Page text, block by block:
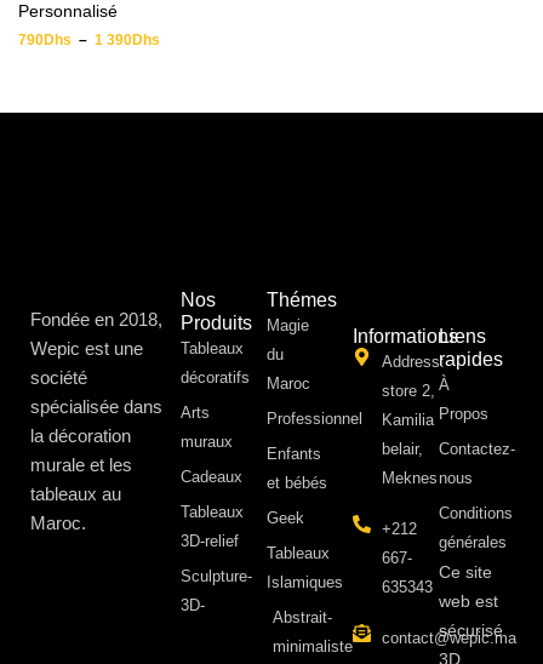
Personnalisé
790Dhs – 1 390Dhs
Fondée en 2018,
Wepic est une
société
spécialisée dans
la décoration
murale et les
tableaux au
Maroc.
Nos
Produits
Tableaux
décoratifs
Arts
muraux
Cadeaux
Tableaux
3D-relief
Sculpture-
3D-
Thémes
Magie
du
Maroc
Professionnel
Enfants
et bébés
Geek
Tableaux
Islamiques
Abstrait-
minimaliste
Informations
Address:
store 2,
Kamilia
belair,
Meknes
+212
667-
635343
contact@wepic.ma
Liens
rapides
À
Propos ​
Contactez-
nous
Conditions
générales
Ce site
web est
sécurisé
3D